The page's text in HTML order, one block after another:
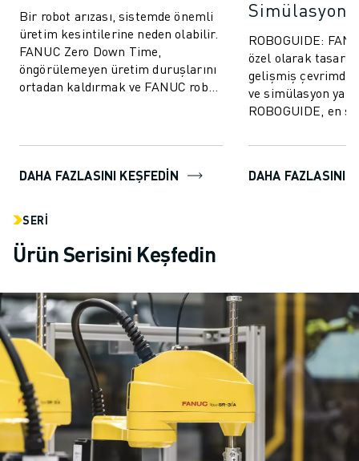
Bir robot arızası, sistemde önemli
üretim kesintilerine neden olabilir.
FANUC Zero Down Time,
öngörülemeyen üretim duruşlarını
ortadan kaldırmak ve FANUC robot
DAHA FAZLASINI KEŞFEDİN
Simülasyon
ROBOGUIDE:
özel olarak
gelişmiş
ve simülasyon
ROBOGUIDE, en
kolayca oluştur...
DAHA FAZLASINI
SERI
Ürün Serisini Keşfedin